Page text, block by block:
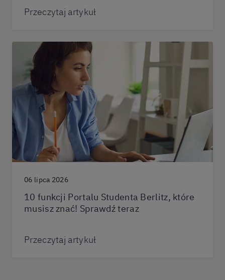
Przeczytaj artykuł
06 lipca 2026
10 funkcji Portalu Studenta Berlitz, które
musisz znać! Sprawdź teraz
Przeczytaj artykuł